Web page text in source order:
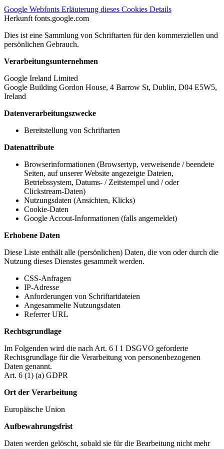
Google Webfonts Erläuterung dieses Cookies Details
Herkunft fonts.google.com
Dies ist eine Sammlung von Schriftarten für den kommerziellen und
persönlichen Gebrauch.
Verarbeitungsunternehmen
Google Ireland Limited
Google Building Gordon House, 4 Barrow St, Dublin, D04 E5W5,
Ireland
Datenverarbeitungszwecke
Bereitstellung von Schriftarten
Datenattribute
Browserinformationen (Browsertyp, verweisende / beendete
Seiten, auf unserer Website angezeigte Dateien,
Betriebssystem, Datums- / Zeitstempel und / oder
Clickstream-Daten)
Nutzungsdaten (Ansichten, Klicks)
Cookie-Daten
Google Accout-Informationen (falls angemeldet)
Erhobene Daten
Diese Liste enthält alle (persönlichen) Daten, die von oder durch die
Nutzung dieses Dienstes gesammelt werden.
CSS-Anfragen
IP-Adresse
Anforderungen von Schriftartdateien
Angesammelte Nutzungsdaten
Referrer URL
Rechtsgrundlage
Im Folgenden wird die nach Art. 6 I 1 DSGVO geforderte
Rechtsgrundlage für die Verarbeitung von personenbezogenen
Daten genannt.
Art. 6 (1) (a) GDPR
Ort der Verarbeitung
Europäische Union
Aufbewahrungsfrist
Daten werden gelöscht, sobald sie für die Bearbeitung nicht mehr